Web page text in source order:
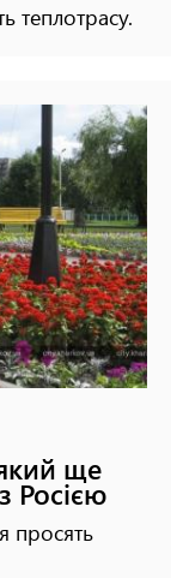
теплотрасу.
ще
Росією
просять